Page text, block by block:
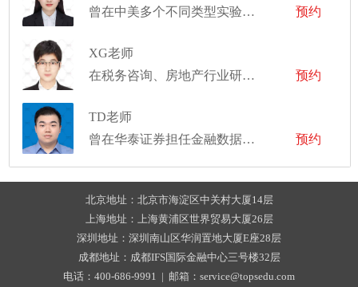
曾在中美多个不同类型实验室工作
预约
XG老师
在税务咨询、房地产行业研究，TMT行业研究，新能源等领域有丰富的实习及工作经验
预约
TD老师
曾在华泰证券担任金融数据分析师
预约
北京地址：北京市海淀区中关村大厦14层
上海地址：上海黄浦区世界贸易大厦26层
深圳地址：深圳南山区华润置地大厦E座28层
成都地址：成都IFS国际金融中心三号楼32层
电话：400-686-9991 | 邮箱：service@topsedu.com